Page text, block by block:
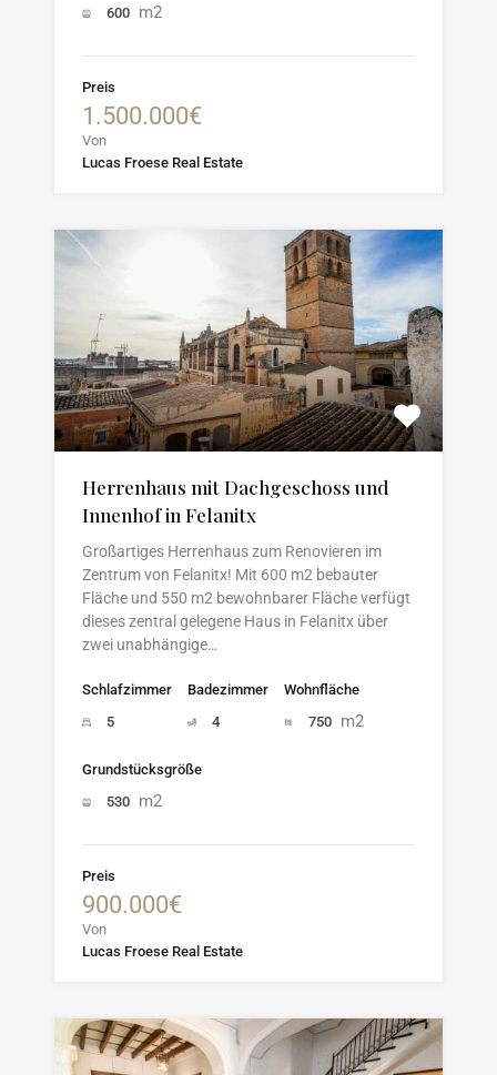
600 m2
Preis
1.500.000€
Von
Lucas Froese Real Estate
Herrenhaus mit Dachgeschoss und
Innenhof in Felanitx
Großartiges Herrenhaus zum Renovieren im
Zentrum von Felanitx! Mit 600 m2 bebauter
Fläche und 550 m2 bewohnbarer Fläche verfügt
dieses zentral gelegene Haus in Felanitx über
zwei unabhängige…
Schlafzimmer
5
Badezimmer
4
Wohnfläche
750 m2
Grundstücksgröße
530 m2
Preis
900.000€
Von
Lucas Froese Real Estate